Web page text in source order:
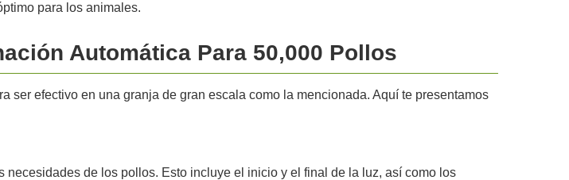
para los animales.
Automática Para 50,000 Pollos
efectivo en una granja de gran escala como la mencionada. Aquí te presentamos
de los pollos. Esto incluye el inicio y el final de la luz, así como los